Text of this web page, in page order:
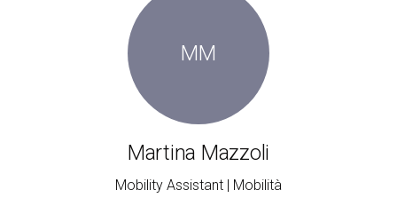
MM
Martina Mazzoli
Mobility Assistant | Mobilità